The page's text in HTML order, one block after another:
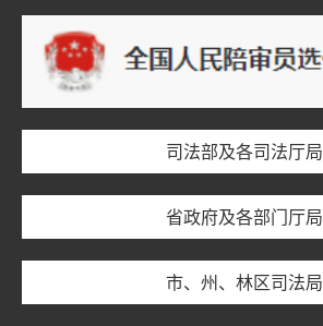
司法部及各司法厅局
省政府及各部门厅局
市、州、林区司法局